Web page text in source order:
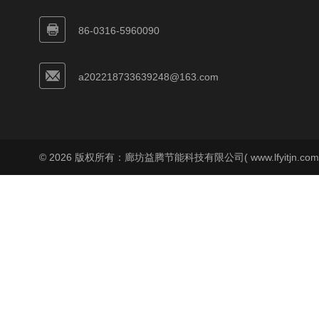
86-0316-5960090
a202218733639248@163.com
© 2026 版权所有：廊坊益腾节能科技有限公司(